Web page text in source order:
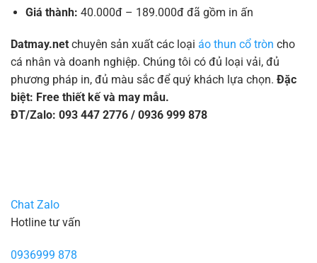
Giá thành: 40.000đ – 189.000đ đã gồm in ấn
Datmay.net chuyên sản xuất các loại áo thun cổ tròn cho
cá nhân và doanh nghiệp. Chúng tôi có đủ loại vải, đủ
phương pháp in, đủ màu sắc để quý khách lựa chọn. Đặc
biệt: Free thiết kế và may mẫu.
ĐT/Zalo: 093 447 2776 / 0936 999 878
Chat Zalo
Hotline tư vấn
0936999 878